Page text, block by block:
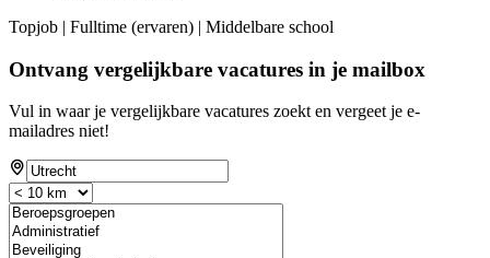
Topjob | Fulltime (ervaren) | Middelbare school
Ontvang vergelijkbare vacatures in je mailbox
Vul in waar je vergelijkbare vacatures zoekt en vergeet je e-
mailadres niet!